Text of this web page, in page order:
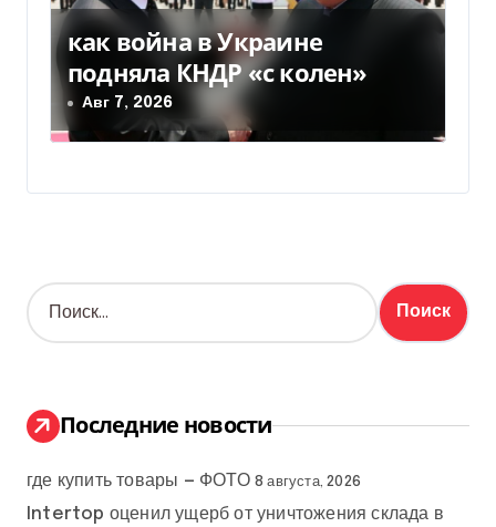
как война в Украине
подняла КНДР «с колен»
Авг 7, 2026
Н
а
:
Последние новости
где купить товары — ФОТО 8 августа, 2026
Intertop оценил ущерб от уничтожения склада в